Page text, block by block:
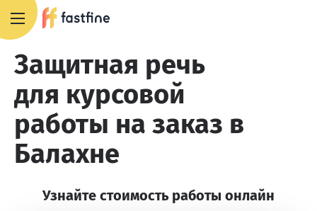
Защитная речь
для курсовой
работы на заказ в
Балахне
Узнайте стоимость работы онлайн